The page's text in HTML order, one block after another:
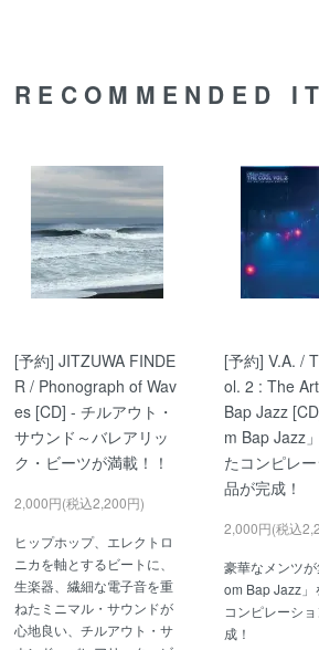
RECOMMENDED
[予約] JITZUWA FINDE
R / Phonograph of Wav
es [CD] - チルアウト・
サウンド～バレアリッ
ク・ビーツが満載！！
2,000円(税込2,200円)
ヒップホップ、エレクトロ
ニカを軸とするビートに、
生楽器、繊細な電子音を重
ねたミニマル・サウンドが
心地良い、チルアウト・サ
[予約] V.A. /
ol. 2 : The
Bap Jazz
m Bap Jazz
たコンピレ
品が完成！
2,000円(税込
豪華なメンツ
om Bap Jazz」
コンピレーシ
成！